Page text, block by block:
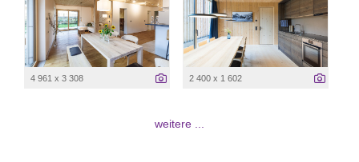
4 961 x 3 308 2 400 x 1 602
weitere ...